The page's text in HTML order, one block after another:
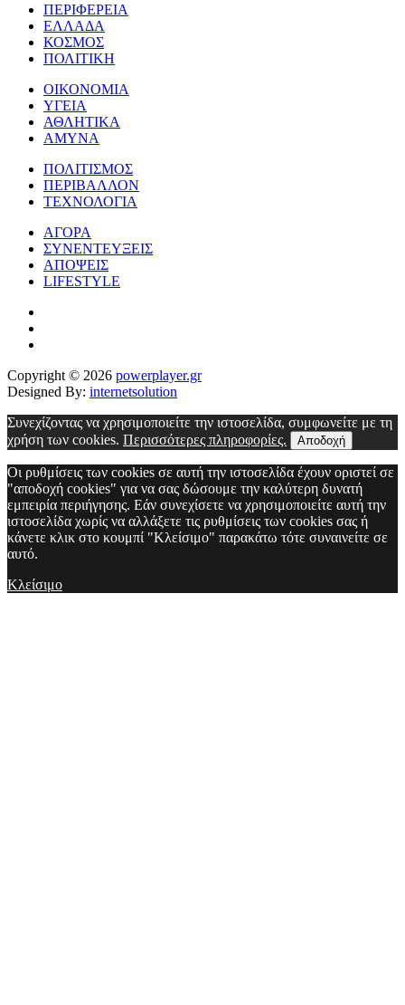
ΠΕΡΙΦΕΡΕΙΑ
ΕΛΛΑΔΑ
ΚΟΣΜΟΣ
ΠΟΛΙΤΙΚΗ
ΟΙΚΟΝΟΜΙΑ
ΥΓΕΙΑ
ΑΘΛΗΤΙΚΑ
ΑΜΥΝΑ
ΠΟΛΙΤΙΣΜΟΣ
ΠΕΡΙΒΑΛΛΟΝ
ΤΕΧΝΟΛΟΓΙΑ
ΑΓΟΡΑ
ΣΥΝΕΝΤΕΥΞΕΙΣ
ΑΠΟΨΕΙΣ
LIFESTYLE
Copyright © 2026 powerplayer.gr
Designed By: internetsolution
Συνεχίζοντας να χρησιμοποιείτε την ιστοσελίδα, συμφωνείτε με τη
χρήση των cookies. Περισσότερες πληροφορίες. Αποδοχή
Οι ρυθμίσεις των cookies σε αυτή την ιστοσελίδα έχουν οριστεί σε
"αποδοχή cookies" για να σας δώσουμε την καλύτερη δυνατή
εμπειρία περιήγησης. Εάν συνεχίσετε να χρησιμοποιείτε αυτή την
ιστοσελίδα χωρίς να αλλάξετε τις ρυθμίσεις των cookies σας ή
κάνετε κλικ στο κουμπί "Κλείσιμο" παρακάτω τότε συναινείτε σε
αυτό.
Κλείσιμο